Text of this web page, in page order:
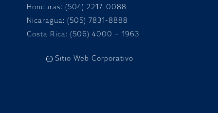
Honduras: (504) 2217-0088
Nicaragua: (505) 7831-8888
Costa Rica: (506) 4000 – 1963
Sitio Web Corporativo